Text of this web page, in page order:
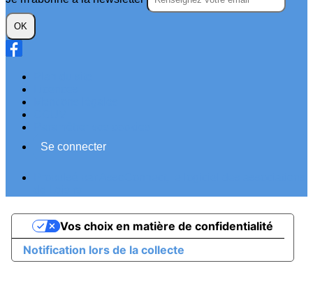
OK
Se connecter
Notification lors de la collecte
Vos choix en matière de confidentialité